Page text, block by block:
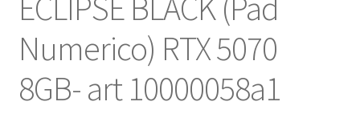
Numerico) RTX 5070
8GB- art 10000058a1